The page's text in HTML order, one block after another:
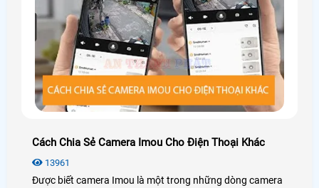
Cách Chia Sẻ Camera Imou Cho Điện Thoại Khác
13961
Được biết camera Imou là một trong những dòng camera